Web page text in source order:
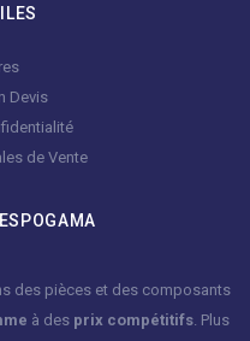
Devis
de Vente
des pièces et des composants
à des prix compétitifs. Plus